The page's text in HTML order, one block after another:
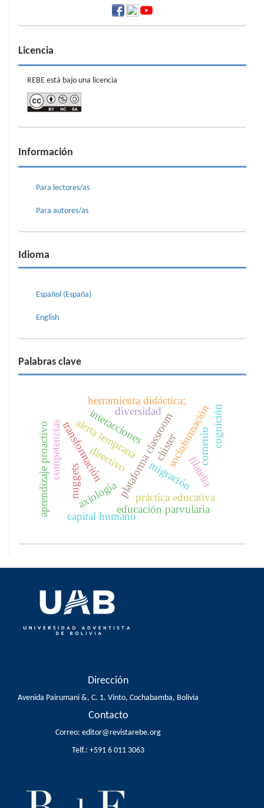
Licencia
REBE está bajo una licencia
Información
Para lectores/as
Para autores/as
Idioma
Español (España)
English
Palabras clave
alerta tempranaplataforma classroom
migración
educación parvularia
transformación socioformación
competencias
aprendizaje proactivo práctica educativa
interacciones
herramienta didáctica;
axiología
diversidad
filatelia
clúster
nuggets
directivo
capital humano
comeniocognición
Dirección
Avenida Pairumani &, C. 1. Vinto, Cochabamba, Bolivia
Contacto
Correo: editor@revistarebe.org
Telf.: +591 6 011 3063